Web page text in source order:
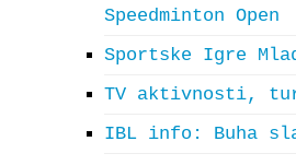
Speedminton Open
Sportske Igre
TV aktivnosti,
IBL info: Buha